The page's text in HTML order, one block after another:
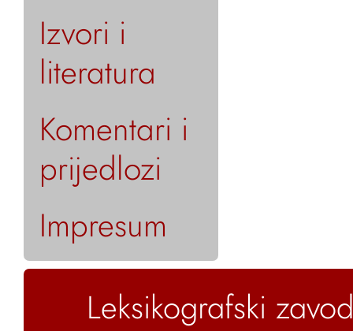
Izvori i
literatura
Komentari i
prijedlozi
Impresum
Leksikografski